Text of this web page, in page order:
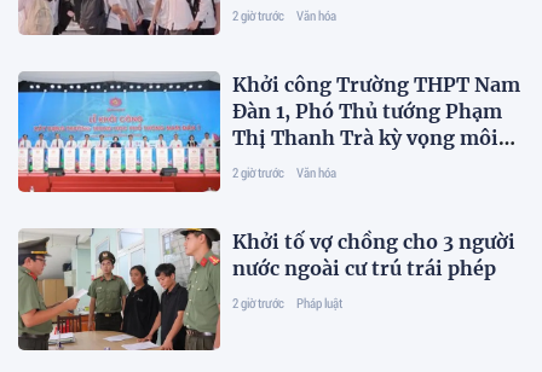
2 giờ trước Văn hóa
Khởi công Trường THPT Nam
Đàn 1, Phó Thủ tướng Phạm
Thị Thanh Trà kỳ vọng môi
trường giáo dục chất lượng
2 giờ trước Văn hóa
Khởi tố vợ chồng cho 3 người
nước ngoài cư trú trái phép
2 giờ trước Pháp luật